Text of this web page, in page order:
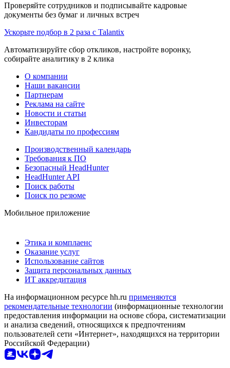
Проверяйте сотрудников и подписывайте кадровые
документы без бумаг и личных встреч
Ускорьте подбор в 2 раза с Talantix
Автоматизируйте сбор откликов, настройте воронку,
собирайте аналитику в 2 клика
О компании
Наши вакансии
Партнерам
Реклама на сайте
Новости и статьи
Инвесторам
Кандидаты по профессиям
Производственный календарь
Требования к ПО
Безопасный HeadHunter
HeadHunter API
Поиск работы
Поиск по резюме
Мобильное приложение
Этика и комплаенс
Оказание услуг
Использование сайтов
Защита персональных данных
ИТ аккредитация
На информационном ресурсе hh.ru применяются
рекомендательные технологии (информационные технологии
предоставления информации на основе сбора, систематизации
и анализа сведений, относящихся к предпочтениям
пользователей сети «Интернет», находящихся на территории
Российской Федерации)